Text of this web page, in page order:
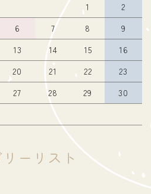
1
2
6 7 8
9
13 14 15
16
20 21 22
23
27 28 29
30
ーリスト